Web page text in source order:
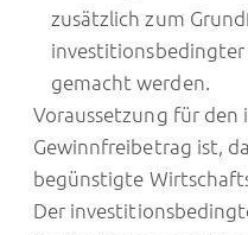
zusätzlich zum
gemacht werden.
Voraussetzung für
Gewinnfreibetrag ist,
begünstigte
Der